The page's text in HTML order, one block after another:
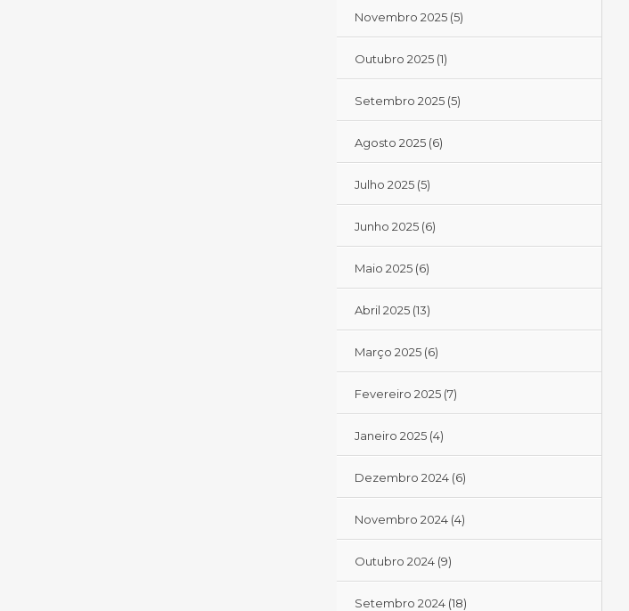
Novembro 2025(5)
Outubro 2025(1)
Setembro 2025(5)
Agosto 2025(6)
Julho 2025(5)
Junho 2025(6)
Maio 2025(6)
Abril 2025(13)
Março 2025(6)
Fevereiro 2025(7)
Janeiro 2025(4)
Dezembro 2024(6)
Novembro 2024(4)
Outubro 2024(9)
Setembro 2024(18)